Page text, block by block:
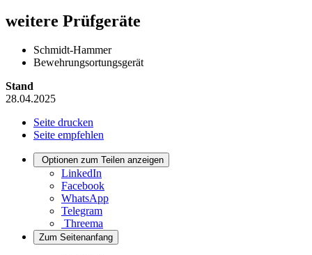
weitere Prüfgeräte
Schmidt-Hammer
Bewehrungsortungsgerät
Stand
28.04.2025
Seite drucken
Seite empfehlen
Optionen zum Teilen anzeigen
LinkedIn
Facebook
WhatsApp
Telegram
Threema
Zum Seitenanfang